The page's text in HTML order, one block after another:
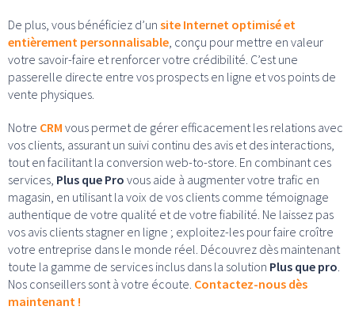
De plus, vous bénéficiez d’un site Internet optimisé et
entièrement personnalisable , conçu pour mettre en valeur
votre savoir-faire et renforcer votre crédibilité. C’est une
passerelle directe entre vos prospects en ligne et vos points de
vente physiques.
Notre CRM vous permet de gérer efficacement les relations avec
vos clients, assurant un suivi continu des avis et des interactions,
tout en facilitant la conversion web-to-store. En combinant ces
services, Plus que Pro vous aide à augmenter votre trafic en
magasin, en utilisant la voix de vos clients comme témoignage
authentique de votre qualité et de votre fiabilité. Ne laissez pas
vos avis clients stagner en ligne ; exploitez-les pour faire croître
votre entreprise dans le monde réel. Découvrez dès maintenant
toute la gamme de services inclus dans la solution Plus que pro
Nos conseillers sont à votre écoute. Contactez-nous dès
maintenant !